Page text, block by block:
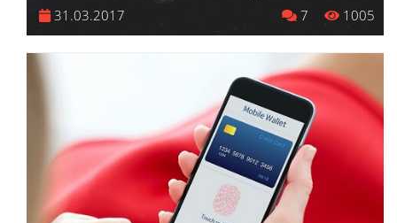
31.03.2017 1005
7